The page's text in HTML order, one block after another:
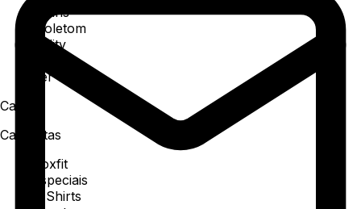
Jeans
Moletom
Utility
Ver todos
Camisa
Camisetas
Boxfit
Especiais
T-Shirts